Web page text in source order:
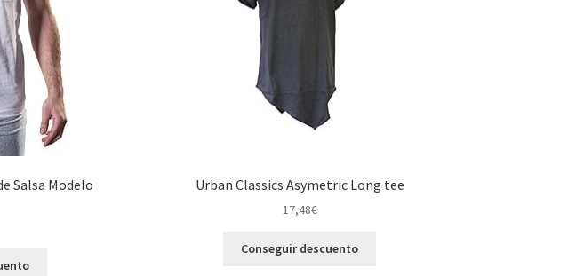
Salsa Modelo
Urban Classics Asymetric Long tee
17,48€
Conseguir descuento